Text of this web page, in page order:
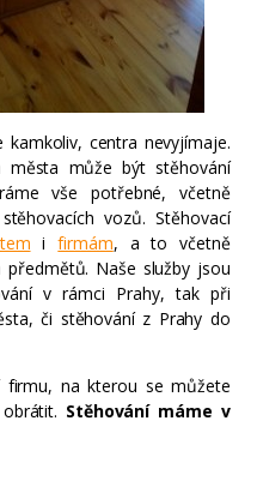
centra nevyjímaje.
města může být stěhování
vše potřebné, včetně
vozů. Stěhovací
ifirmám, a to včetně
Naše služby jsou
v rámci Prahy, tak při
či stěhování z Prahy do
firmu, na kterou se můžete
Stěhování máme v